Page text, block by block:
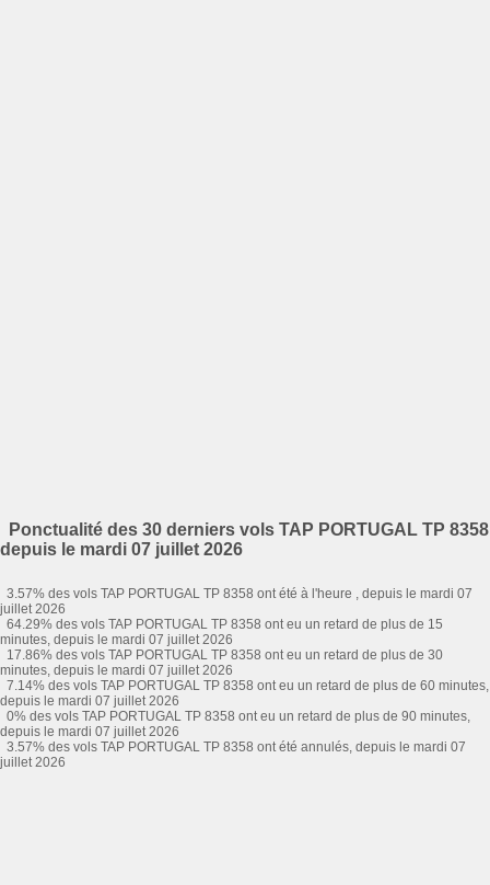
Ponctualité des 30 derniers vols TAP PORTUGAL TP 8358
depuis le mardi 07 juillet 2026
3.57% des vols TAP PORTUGAL TP 8358 ont été à l'heure , depuis le mardi 07
juillet 2026
64.29% des vols TAP PORTUGAL TP 8358 ont eu un retard de plus de 15
minutes, depuis le mardi 07 juillet 2026
17.86% des vols TAP PORTUGAL TP 8358 ont eu un retard de plus de 30
minutes, depuis le mardi 07 juillet 2026
7.14% des vols TAP PORTUGAL TP 8358 ont eu un retard de plus de 60 minutes,
depuis le mardi 07 juillet 2026
0% des vols TAP PORTUGAL TP 8358 ont eu un retard de plus de 90 minutes,
depuis le mardi 07 juillet 2026
3.57% des vols TAP PORTUGAL TP 8358 ont été annulés, depuis le mardi 07
juillet 2026